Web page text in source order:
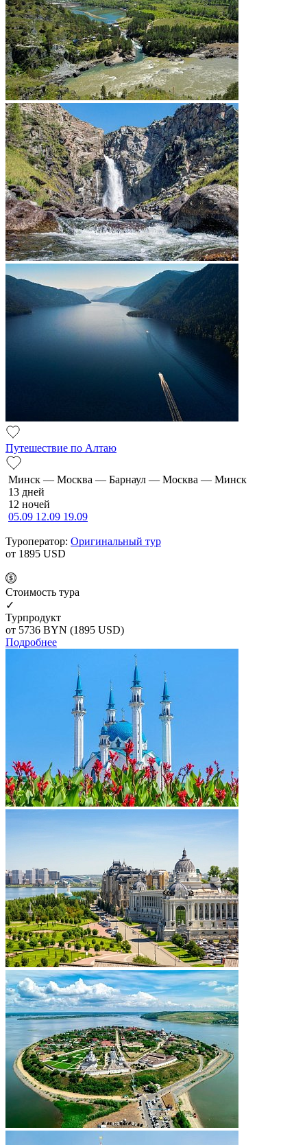
Путешествие по Алтаю
Минск — Москва — Барнаул — Москва — Минск
13 дней
12 ночей
05.09 12.09 19.09
Туроператор: Оригинальный тур
от 1895 USD
Cтоимость тура
✓
Турпродукт
от 5736 BYN (1895 USD)
Подробнее